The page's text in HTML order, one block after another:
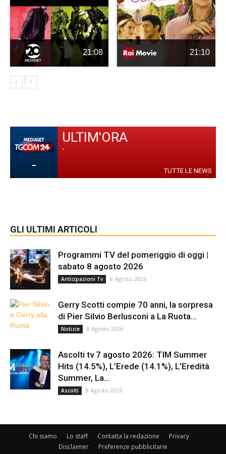
21:08 21:10
-
ULTIM'ORA
-
TUTTE LE NEWS
GLI ULTIMI ARTICOLI
Programmi TV del pomeriggio di oggi |
sabato 8 agosto 2026
Anticipazioni Tv 8 Agosto 2026
Gerry Scotti compie 70 anni, la sorpresa
di Pier Silvio Berlusconi a La Ruota...
Notizie 8 Agosto 2026
Ascolti tv 7 agosto 2026: TIM Summer
Hits (14.5%), L’Erede (14.1%), L’Eredità
Summer, La...
Ascolti 8 Agosto 2026
Chi siamo Lo staff Contatta la redazione
Privacy
Disclaimer
Preferenze pubblicitarie